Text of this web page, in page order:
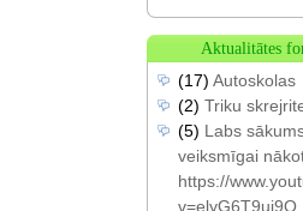
Aktualitātes
(17) Autoskolas
(2) Triku
(5) Labs
veiksmīgai
https://
v=elyG6T9uj9Q